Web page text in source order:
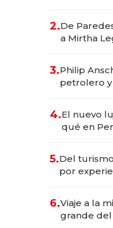
las marcas
2.De
a Mirtha
3.Philip
petrolero
Fénix
4.El nuevo
qué en
5.Del
por
6.Viaje a la
grande del